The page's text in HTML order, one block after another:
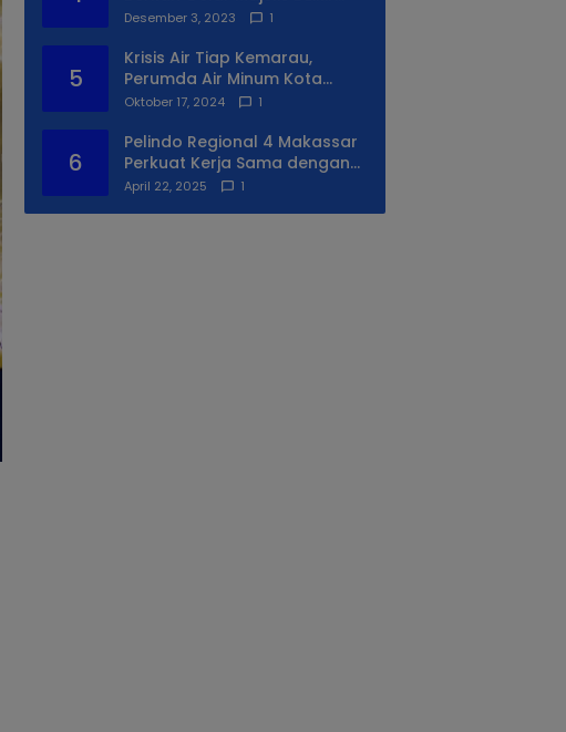
Syukuran Ke II
Desember 3, 2023 1
5
Krisis Air Tiap Kemarau,
Perumda Air Minum Kota
Makassar Beri Solusi Terbaik
Oktober 17, 2024 1
6
Pelindo Regional 4 Makassar
Perkuat Kerja Sama dengan
PIP Makassar Lewat Praktek
April 22, 2025 1